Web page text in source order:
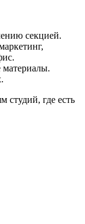
секцией.
материалы.
студий, где есть